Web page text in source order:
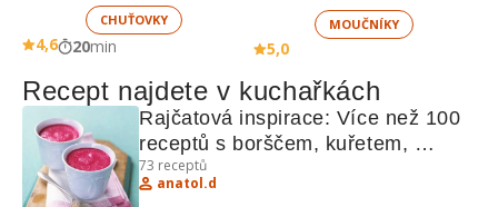
CHUŤOVKY
4,6 20min
MOUČNÍKY
5,0
Recept najdete v kuchařkách
Rajčatová inspirace: Více než 100
receptů s borščem, kuřetem,
ledovými broskvemi a dalšími
lahůdkami
73 receptů
anatol.d